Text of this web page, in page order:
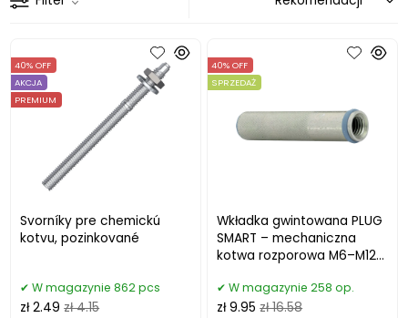
Svorníky pre chemickú
kotvu, pozinkované
40% OFF
AKCJA
PREMIUM
W magazynie 862 pcs
zł 2.49 zł 4.15
Wkładka gwintowana PLUG
SMART – mechaniczna
kotwa rozporowa M6–M12
40% OFF
SPRZEDAŻ
W magazynie 258 op.
zł 9.95 zł 16.58